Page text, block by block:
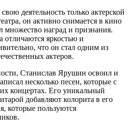
деятельность только актерской
он активно снимается в кино
множество наград и признания.
отличаются яркостью и
что он стал одним из
актеров.
Станислав Ярушин освоил и
несколько песен, которые с
концертах. Его уникальный
добавляют колорита в его
которые пользуются